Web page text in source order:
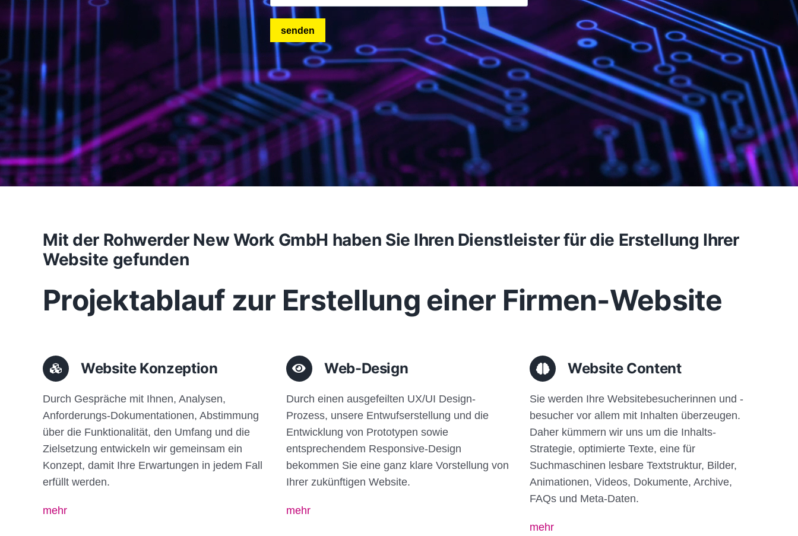
Mit der Rohwerder New Work GmbH haben Sie Ihren Dienstleister für die Erstellung Ihrer
Website gefunden
Projektablauf zur Erstellung einer Firmen-Website
Website Konzeption
Durch Gespräche mit Ihnen, Analysen,
Anforderungs-Dokumentationen, Abstimmung
über die Funktionalität, den Umfang und die
Zielsetzung entwickeln wir gemeinsam ein
Konzept, damit Ihre Erwartungen in jedem Fall
erfüllt werden.
mehr
Web-Design
Durch einen ausgefeilten UX/UI Design-
Prozess, unsere Entwufserstellung und die
Entwicklung von Prototypen sowie
entsprechendem Responsive-Design
bekommen Sie eine ganz klare Vorstellung von
Ihrer zukünftigen Website.
mehr
Website Content
Sie werden Ihre Websitebesucherinnen und -
besucher vor allem mit Inhalten überzeugen.
Daher kümmern wir uns um die Inhalts-
Strategie, optimierte Texte, eine für
Suchmaschinen lesbare Textstruktur, Bilder,
Animationen, Videos, Dokumente, Archive,
FAQs und Meta-Daten.
mehr